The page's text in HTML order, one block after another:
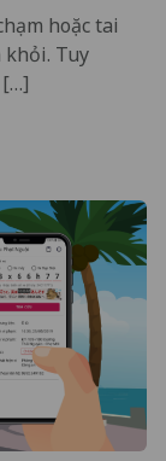
hoặc tai
Tuy
[…]